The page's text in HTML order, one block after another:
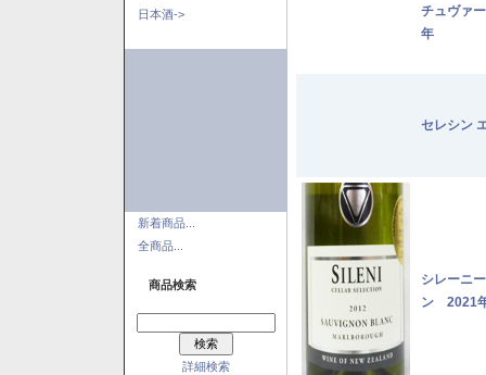
日本酒->
新着商品...
全商品...
商品検索
詳細検索
チュヴァ
年
セレシン
シレーニ
ン 2021